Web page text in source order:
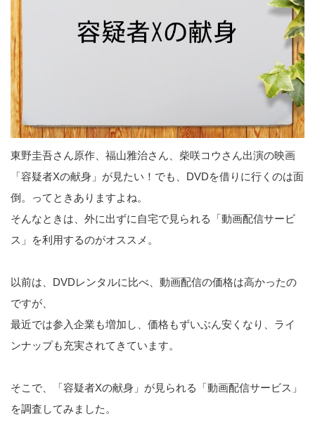
東野圭吾さん原作、福山雅治さん、柴咲コウさん出演の映画
「容疑者Xの献身」が見たい！でも、DVDを借りに行くのは面
倒。ってときありますよね。
そんなときは、外に出ずに自宅で見られる「動画配信サービ
ス」を利用するのがオススメ。
以前は、DVDレンタルに比べ、動画配信の価格は高かったの
ですが、
最近では参入企業も増加し、価格もずいぶん安くなり、ライ
ンナップも充実されてきています。
そこで、「容疑者Xの献身」が見られる「動画配信サービス」
を調査してみました。